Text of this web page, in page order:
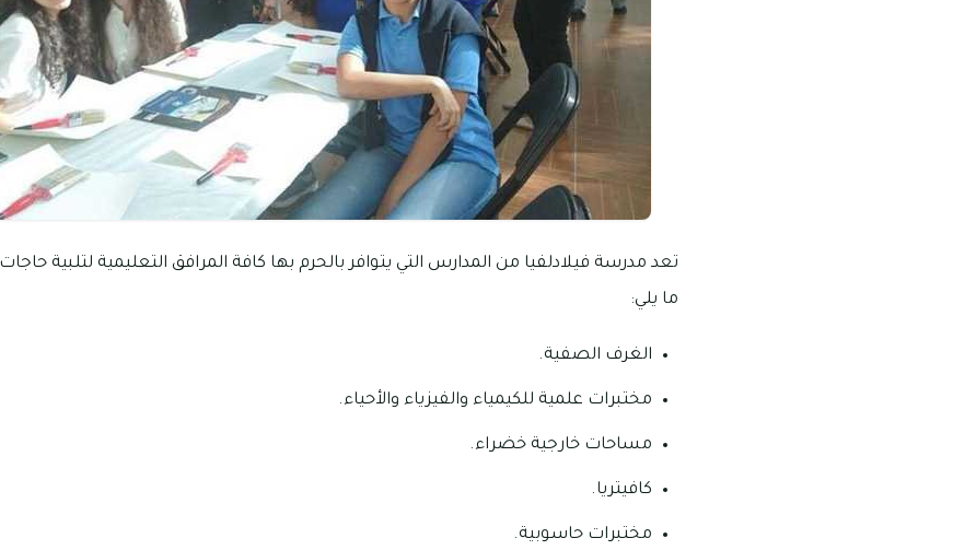
تعد مدرسة فيلادلفيا من المدارس التي يتوافر بالحرم بها كافة المرافق التعليمية لتلبية
ما يلي:
الغرف الصفية.
مختبرات علمية للكيمياء والفيزياء والأحياء.
مساحات خارجية خضراء.
كافيتريا.
مختبرات حاسوبية.